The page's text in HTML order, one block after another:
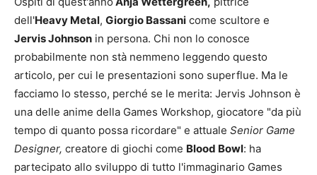
dell'Heavy Metal, Giorgio Bassani come scultore e
Jervis Johnson in persona. Chi non lo conosce
probabilmente non stà nemmeno leggendo questo
articolo, per cui le presentazioni sono superflue. Ma le
facciamo lo stesso, perché se le merita: Jervis Johnson è
una delle anime della Games Workshop, giocatore "da più
tempo di quanto possa ricordare" e attuale Senior Game
Designer, creatore di giochi come Blood Bowl: ha
partecipato allo sviluppo di tutto l'immaginario Games